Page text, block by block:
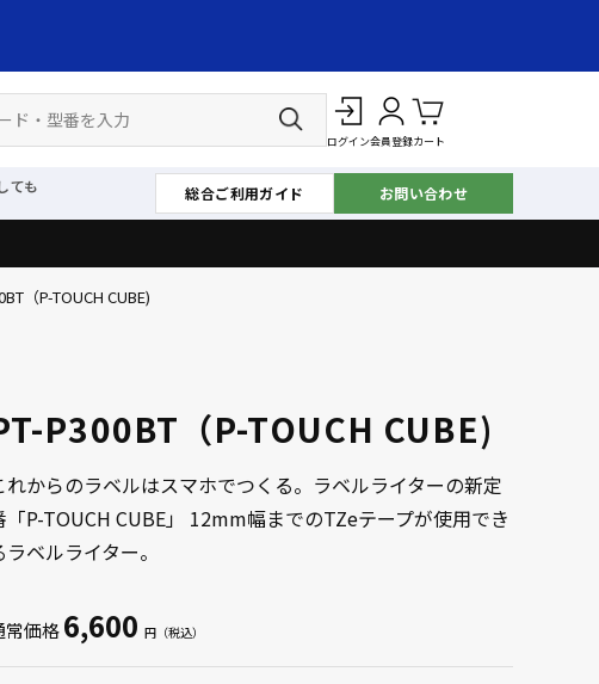
ログイン会員登録カート
ても 総合ご利用ガイド お問い合わせ
（P-TOUCH CUBE)
P300BT（P-TOUCH CUBE)
れからのラベルはスマホでつくる。ラベルライターの新定
「P-TOUCH CUBE」 12mm幅までのTZeテープが使用でき
ラベルライター。
常価格6,600